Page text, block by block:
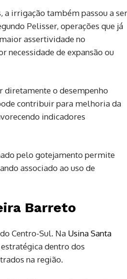
irrigação também passou a ser
Pelisser, operações que já
assertividade no
necessidade de expansão ou
diretamente o desempenho
contribuir para melhoria da
indicadores
pelo gotejamento permite
associado ao uso de
Barreto
Centro-Sul. Na Usina Santa
dentro dos
na região.